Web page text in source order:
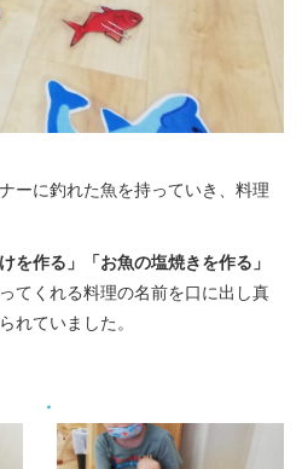
ーに釣れた魚を持っていき、料理
を作る」「お魚の塩焼きを作る」
てくれる料理の名前を口に出し真
れていました。